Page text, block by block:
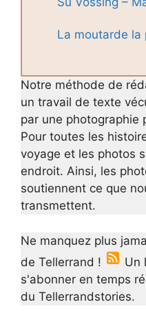
La moutarde la
Notre méthode de
un travail de texte
par une photographie
Pour toutes les
voyage et les photos
endroit. Ainsi, les
soutiennent ce que
transmettent.
Ne manquez plus
de Tellerrand !
Un
s'abonner en temps
du Tellerrandstories.